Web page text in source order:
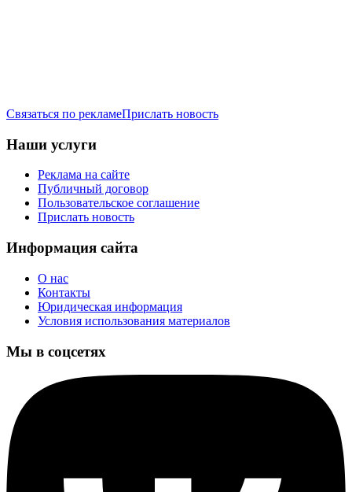
Связаться по рекламеПрислать новость
Наши услуги
Реклама на сайте
Публичный договор
Пользовательское соглашение
Прислать новость
Информация сайта
О нас
Контакты
Юридическая информация
Условия использования материалов
Мы в соцсетях